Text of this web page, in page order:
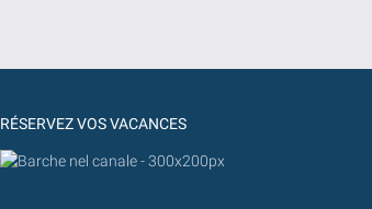
RÉSERVEZ VOS VACANCES